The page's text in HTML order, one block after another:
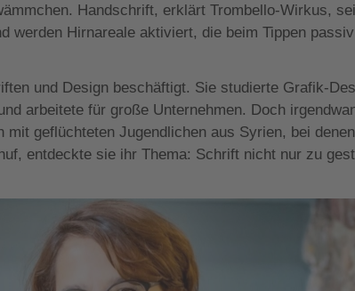
Handschrift, erklärt Trombello-Wirkus,
werden Hirnareale aktiviert, die beim Tippen
und Design beschäftigt. Sie studierte Grafik-
arbeitete für große Unternehmen. Doch
geflüchteten Jugendlichen aus Syrien, bei
entdeckte sie ihr Thema: Schrift nicht nur zu